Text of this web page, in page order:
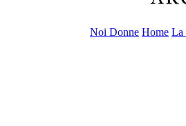
Noi Donne Home La